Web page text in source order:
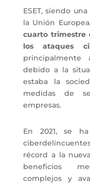
ESET, siendo
la Unión
cuarto trimestre
los ataques
principalmente
debido a la
estaba la
medidas de
empresas.
En 2021, se
récord a la
beneficios
complejos y